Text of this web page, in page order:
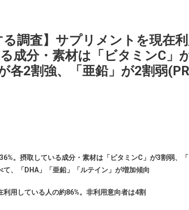
る調査】サプリメントを現在
成分・素材は「ビタミンC」
各2割強、「亜鉛」が2割弱
。摂取している成分・素材は「ビタミンC」が3割弱、
、「DHA」「亜鉛」「ルテイン」が増加傾向
用している人の約86%。非利用意向者は4割